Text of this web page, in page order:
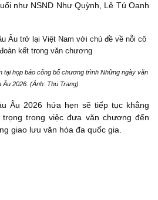
như NSND Như Quỳnh, Lê Tú Oanh
tại họp báo công bố chương trình Những ngày văn
Âu 2026. (Ảnh: Thu Trang)
Âu 2026 hứa hẹn sẽ tiếp tục khẳng
trong việc đưa văn chương đến
giao lưu văn hóa đa quốc gia.